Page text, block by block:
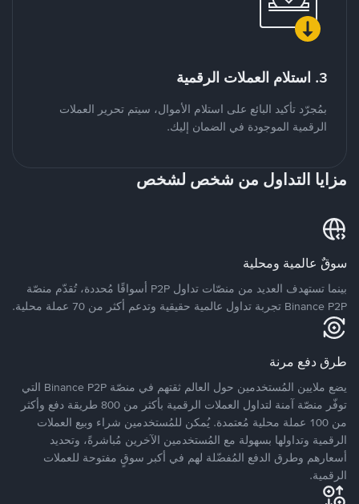
3. استلام العملات الرقمية
بمُجرّد تأكيد البائع على استلام الأموال، سيتم تحرير العملات
الرقمية الموجودة في الضمان إليك.
مزايا التداول من شخص لشخص
سوقٌ عالمية ومحلية
بينما تستهدف العديد من منصّات تداول P2P أسواقًا مُحددة، تُقدّم منصّة
Binance P2P تجربة تداول عالمية حقيقية وتدعم أكثر من 70 عملة محلية.
طرق دفع مرنة
يضع ملايين المُستخدمين حول العالم ثقتهم في منصّة Binance P2P التي
توفّر منصّة آمنة لتداول العملات الرقمية بأكثر من 800 طريقة دفع وأكثر
من 100 عملة محلية مُعتمدة. يُمكن للمُستخدمين شراء وبيع العملات
الرقمية وتداولها بسهولة مع المُستخدمين الآخرين مُباشرةً، وتحديد
أسعارهم وطرق الدفع المُفضّلة لهم في أكبر سوقٍ مفتوحة للعملات
الرقمية.